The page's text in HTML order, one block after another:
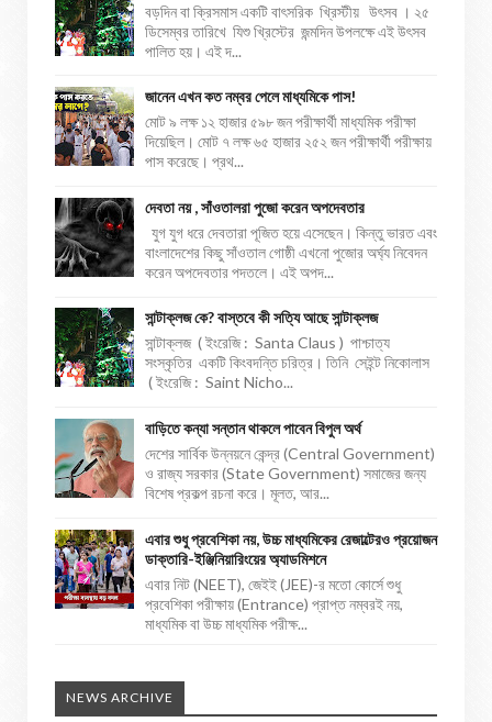
বড়দিন বা ক্রিসমাস একটি বাৎসরিক খ্রিস্টীয় উৎসব । ২৫
ডিসেম্বর তারিখে যিশু খ্রিস্টের জন্মদিন উপলক্ষে এই উৎসব
পালিত হয়। এই দ...
জানেন এখন কত নম্বর পেলে মাধ্যমিকে পাস!
মোট ৯ লক্ষ ১২ হাজার ৫৯৮ জন পরীক্ষার্থী মাধ্যমিক পরীক্ষা
দিয়েছিল। মোট ৭ লক্ষ ৬৫ হাজার ২৫২ জন পরীক্ষার্থী পরীক্ষায়
পাস করেছে। প্রথ...
দেবতা নয় , সাঁওতালরা পুজো করেন অপদেবতার
যুগ যুগ ধরে দেবতারা পূজিত হয়ে এসেছেন। কিন্তু ভারত এবং
বাংলাদেশের কিছু সাঁওতাল গোষ্ঠী এখনো পুজোর অর্ঘ্য নিবেদন
করেন অপদেবতার পদতলে। এই অপদ...
সান্টাক্লজ কে? বাস্তবে কী সত্যি আছে সান্টাক্লজ
সান্টাক্লজ ( ইংরেজি : Santa Claus ) পাশ্চাত্য
সংস্কৃতির একটি কিংবদন্তি চরিত্র। তিনি সেইন্ট নিকোলাস
( ইংরেজি : Saint Nicho...
বাড়িতে কন্যা সন্তান থাকলে পাবেন বিপুল অর্থ
দেশের সার্বিক উন্নয়নে কেন্দ্র (Central Government)
ও রাজ্য সরকার (State Government) সমাজের জন্য
বিশেষ প্রকল্প রচনা করে। মূলত, আর...
এবার শুধু প্রবেশিকা নয়, উচ্চ মাধ্যমিকের রেজাল্টেরও প্রয়োজন
ডাক্তারি-ইঞ্জিনিয়ারিংয়ের অ্যাডমিশনে
এবার নিট (NEET), জেইই (JEE)-র মতো কোর্সে শুধু
প্রবেশিকা পরীক্ষায় (Entrance) প্রাপ্ত নম্বরই নয়,
মাধ্যমিক বা উচ্চ মাধ্যমিক পরীক্ষ...
NEWS ARCHIVE